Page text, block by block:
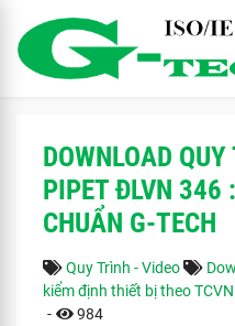
DOWNLOAD
PIPET ĐLVN 346
CHUẨN G-TECH
Quy Trình - Video
kiểm định thiết bị theo TCVN
-
984